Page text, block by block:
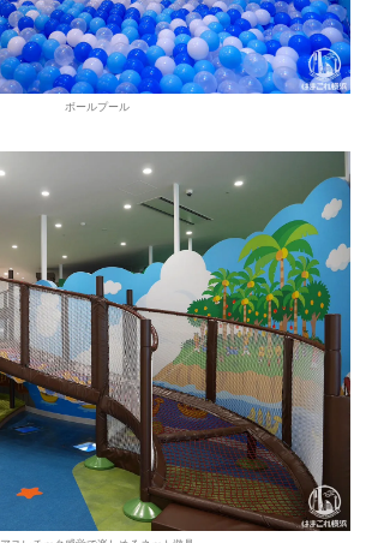
ボールプール